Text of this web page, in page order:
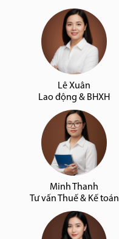
Lê Xuân
Lao động & BHXH
Minh Thanh
Tư vấn Thuế & Kế toán